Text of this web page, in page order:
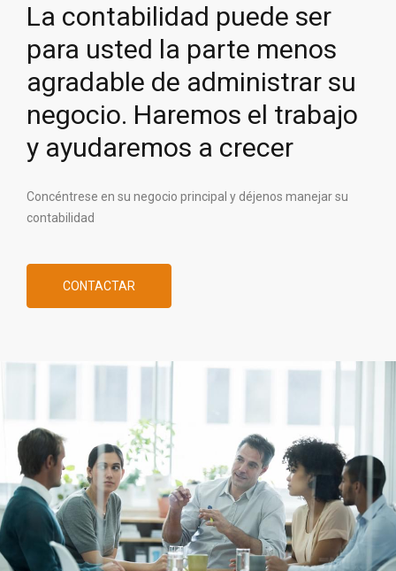
La contabilidad puede ser
para usted la parte menos
agradable de administrar su
negocio. Haremos el trabajo
y ayudaremos a crecer
Concéntrese en su negocio principal y déjenos manejar su
contabilidad
CONTACTAR